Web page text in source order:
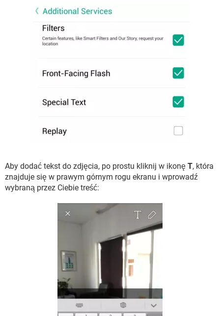
Aby dodać tekst do zdjęcia, po prostu kliknij w ikonę T, która
znajduje się w prawym górnym rogu ekranu i wprowadź
wybraną przez Ciebie treść: